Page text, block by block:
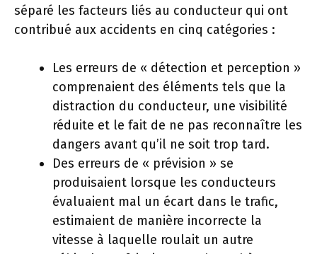
séparé les facteurs liés au conducteur qui ont
contribué aux accidents en cinq catégories :
Les erreurs de « détection et perception »
comprenaient des éléments tels que la
distraction du conducteur, une visibilité
réduite et le fait de ne pas reconnaître les
dangers avant qu’il ne soit trop tard.
Des erreurs de « prévision » se
produisaient lorsque les conducteurs
évaluaient mal un écart dans le trafic,
estimaient de manière incorrecte la
vitesse à laquelle roulait un autre